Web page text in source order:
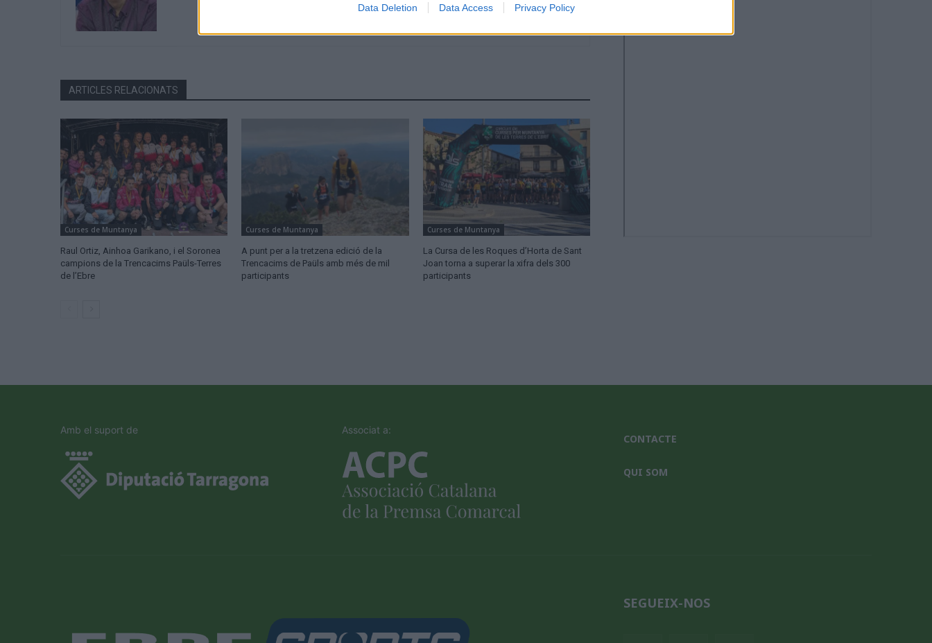
Data Deletion Data Access Privacy Policy
ARTICLES RELACIONATS
Curses de Muntanya
Raul Ortiz, Ainhoa Garikano, i el Soronea
campions de la Trencacims Paüls-Terres
de l’Ebre
Curses de Muntanya
A punt per a la tretzena edició de la
Trencacims de Paüls amb més de mil
participants
Curses de Muntanya
La Cursa de les Roques d’Horta de Sant
Joan torna a superar la xifra dels 300
participants
Amb el suport de Associat a:
CONTACTE
QUI SOM
SEGUEIX-NOS